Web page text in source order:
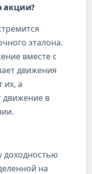
акции?
эталона.
вместе с
движения
их, а
движение в
доходностью
на